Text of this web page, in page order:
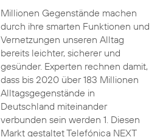
Millionen Gegenstände machen
durch ihre smarten Funktionen und
Vernetzungen unseren Alltag
bereits leichter, sicherer und
gesünder. Experten rechnen damit,
dass bis 2020 über 183 Millionen
Alltagsgegenstände in
Deutschland miteinander
verbunden sein werden 1. Diesen
Markt gestaltet Telefónica NEXT